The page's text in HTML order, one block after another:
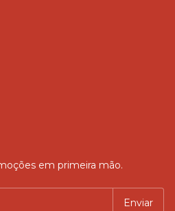
em primeira mão.